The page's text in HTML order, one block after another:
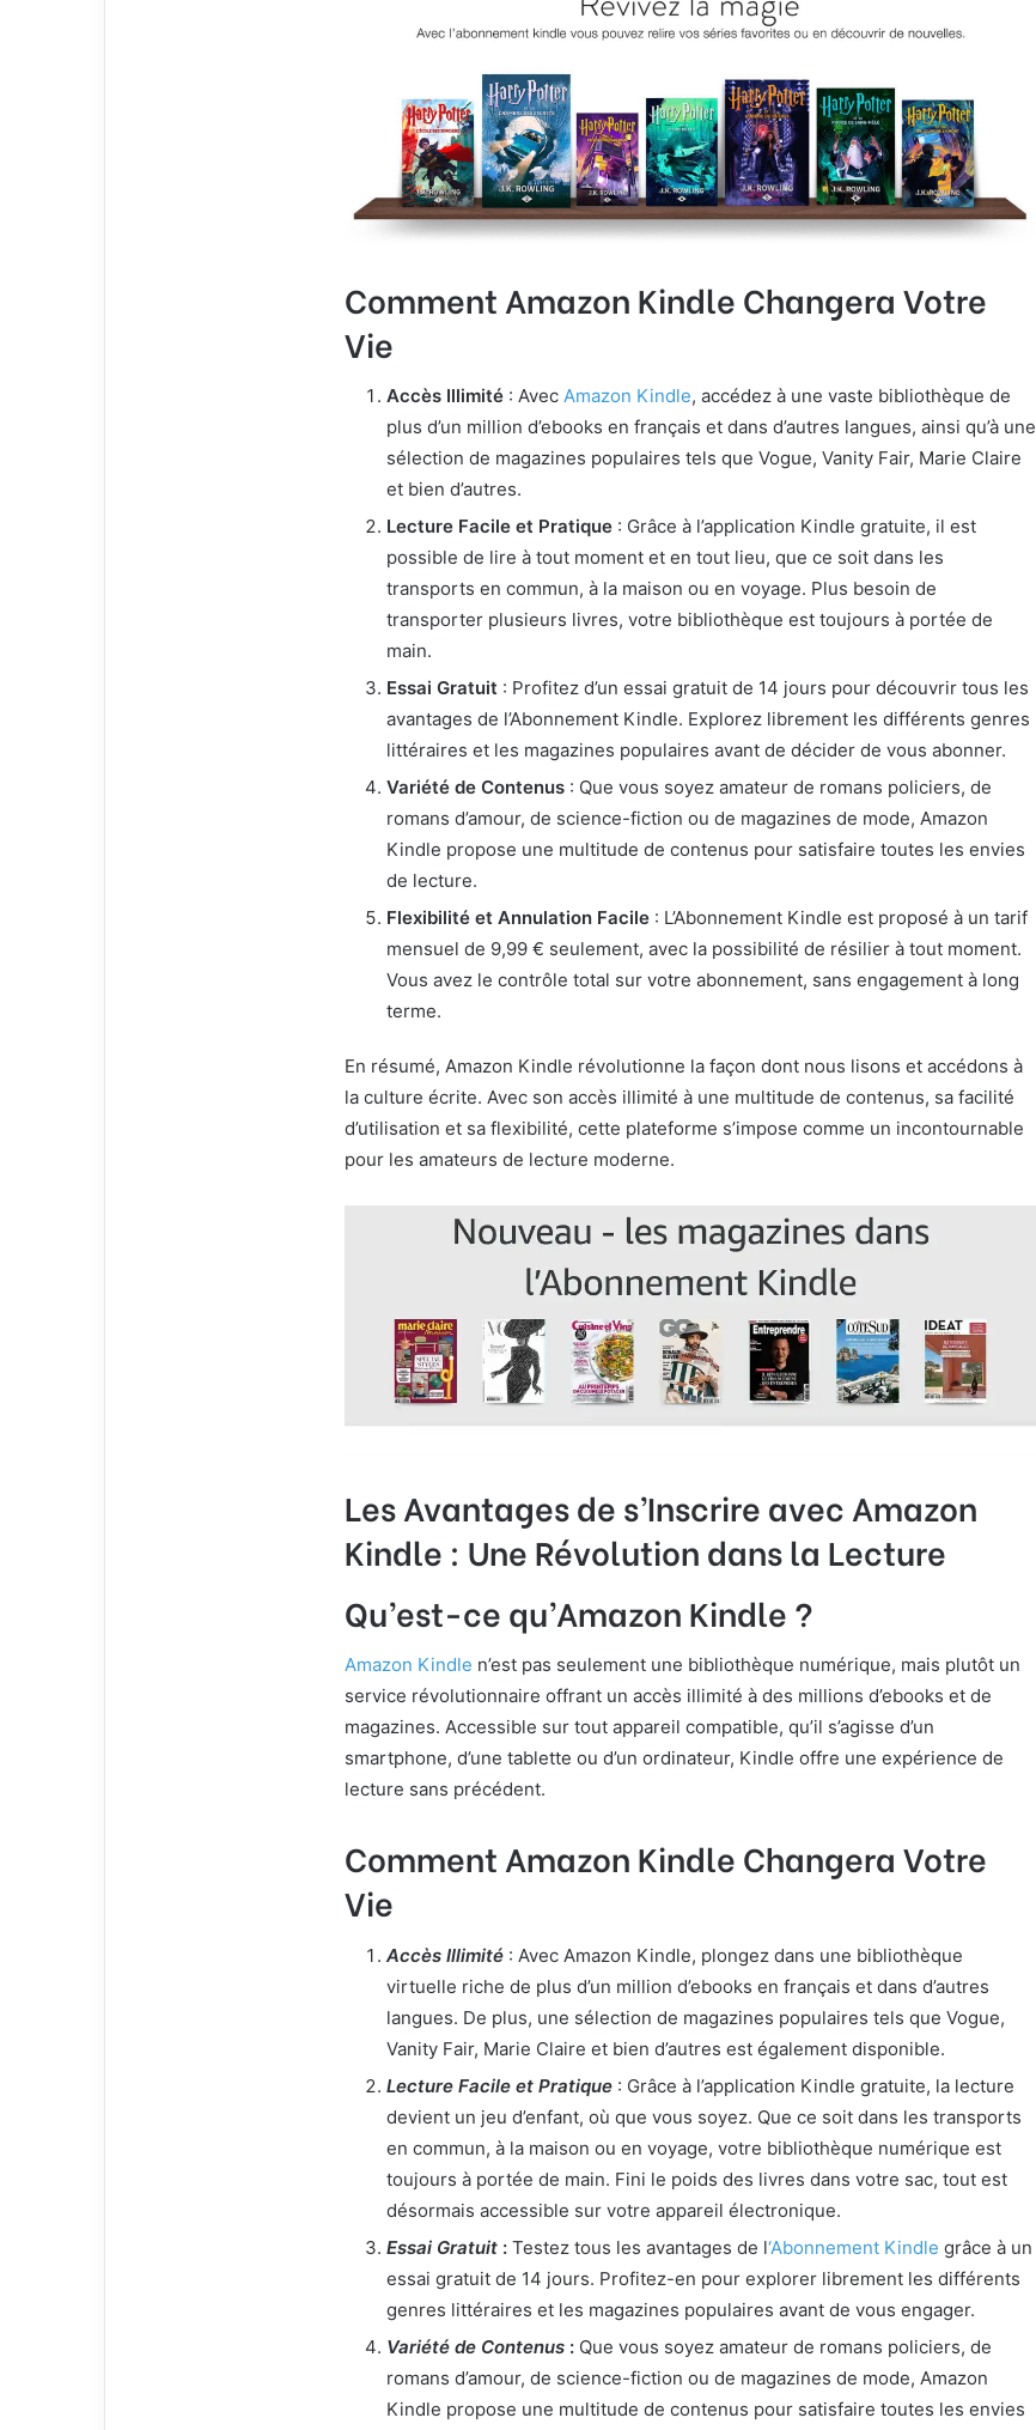
Comment Amazon Kindle Changera Votre
Vie
Accès Illimité : Avec Amazon Kindle, accédez à une vaste bibliothèque de
plus d’un million d’ebooks en français et dans d’autres langues, ainsi qu’à une
sélection de magazines populaires tels que Vogue, Vanity Fair, Marie Claire
et bien d’autres.
Lecture Facile et Pratique : Grâce à l’application Kindle gratuite, il est
possible de lire à tout moment et en tout lieu, que ce soit dans les
transports en commun, à la maison ou en voyage. Plus besoin de
transporter plusieurs livres, votre bibliothèque est toujours à portée de
main.
Essai Gratuit : Profitez d’un essai gratuit de 14 jours pour découvrir tous les
avantages de l’Abonnement Kindle. Explorez librement les différents genres
littéraires et les magazines populaires avant de décider de vous abonner.
Variété de Contenus : Que vous soyez amateur de romans policiers, de
romans d’amour, de science-fiction ou de magazines de mode, Amazon
Kindle propose une multitude de contenus pour satisfaire toutes les envies
de lecture.
Flexibilité et Annulation Facile : L’Abonnement Kindle est proposé à un tarif
mensuel de 9,99 € seulement, avec la possibilité de résilier à tout moment.
Vous avez le contrôle total sur votre abonnement, sans engagement à long
terme.
En résumé, Amazon Kindle révolutionne la façon dont nous lisons et accédons à
la culture écrite. Avec son accès illimité à une multitude de contenus, sa facilité
d’utilisation et sa flexibilité, cette plateforme s’impose comme un incontournable
pour les amateurs de lecture moderne.
Les Avantages de s’Inscrire avec Amazon
Kindle : Une Révolution dans la Lecture
Qu’est-ce qu’Amazon Kindle ?
Amazon Kindle n’est pas seulement une bibliothèque numérique, mais plutôt un
service révolutionnaire offrant un accès illimité à des millions d’ebooks et de
magazines. Accessible sur tout appareil compatible, qu’il s’agisse d’un
smartphone, d’une tablette ou d’un ordinateur, Kindle offre une expérience de
lecture sans précédent.
Comment Amazon Kindle Changera Votre
Vie
Accès Illimité : Avec Amazon Kindle, plongez dans une bibliothèque
virtuelle riche de plus d’un million d’ebooks en français et dans d’autres
langues. De plus, une sélection de magazines populaires tels que Vogue,
Vanity Fair, Marie Claire et bien d’autres est également disponible.
Lecture Facile et Pratique : Grâce à l’application Kindle gratuite, la lecture
devient un jeu d’enfant, où que vous soyez. Que ce soit dans les transports
en commun, à la maison ou en voyage, votre bibliothèque numérique est
toujours à portée de main. Fini le poids des livres dans votre sac, tout est
désormais accessible sur votre appareil électronique.
Essai Gratuit : Testez tous les avantages de l‘Abonnement Kindle grâce à un
essai gratuit de 14 jours. Profitez-en pour explorer librement les différents
genres littéraires et les magazines populaires avant de vous engager.
Variété de Contenus : Que vous soyez amateur de romans policiers, de
romans d’amour, de science-fiction ou de magazines de mode, Amazon
Kindle propose une multitude de contenus pour satisfaire toutes les envies